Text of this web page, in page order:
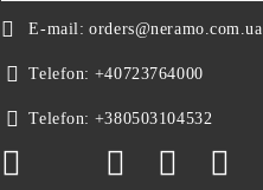
E-mail: orders@neramo.com.ua
Telefon: +40723764000
Telefon: +380503104532